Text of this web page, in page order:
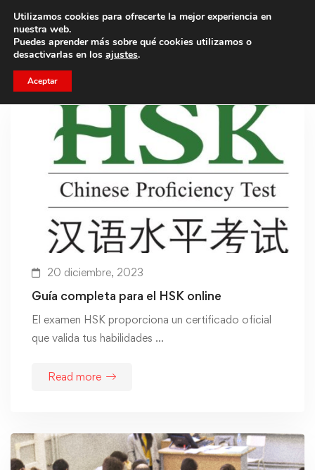
Trae a un amigo y llevaos un total de 75€ de descuento.
20 diciembre, 2023
Guía completa para el HSK online
El examen HSK proporciona un certificado oficial
que valida tus habilidades …
Read more
Utilizamos cookies para ofrecerte la mejor experiencia en
nuestra web.
Puedes aprender más sobre qué cookies utilizamos o
desactivarlas en los ajustes.
Aceptar